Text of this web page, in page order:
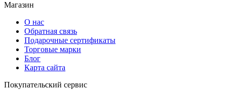
Магазин
О нас
Обратная связь
Подарочные сертификаты
Торговые марки
Блог
Карта сайта
Покупательский сервис